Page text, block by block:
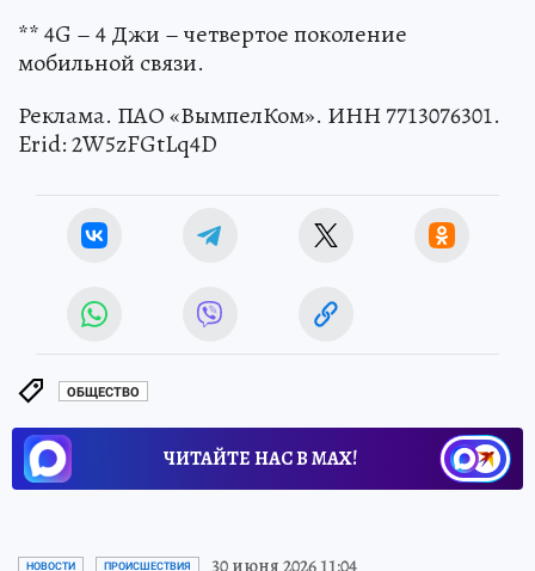
** 4G – 4 Джи – четвертое поколение
мобильной связи.
Реклама. ПАО «ВымпелКом». ИНН 7713076301.
Erid: 2W5zFGtLq4D
ОБЩЕСТВО
ЧИТАЙТЕ НАС В МАХ!
НОВОСТИ ПРОИСШЕСТВИЯ